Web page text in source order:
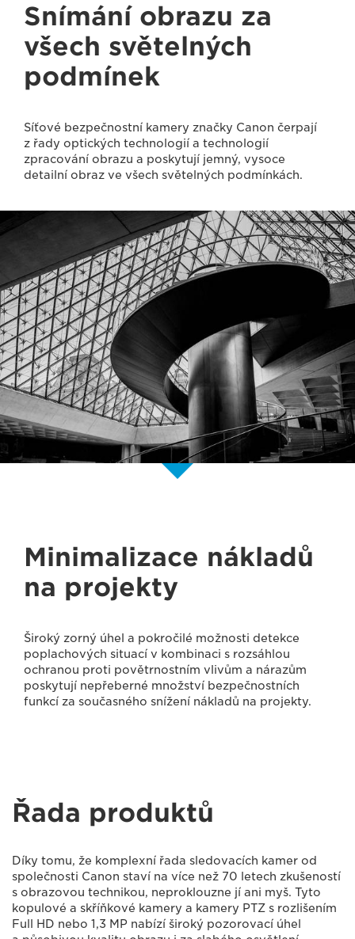
Snímání obrazu za
všech světelných
podmínek
Síťové bezpečnostní kamery značky Canon čerpají
z řady optických technologií a technologií
zpracování obrazu a poskytují jemný, vysoce
detailní obraz ve všech světelných podmínkách.
Minimalizace nákladů
na projekty
Široký zorný úhel a pokročilé možnosti detekce
poplachových situací v kombinaci s rozsáhlou
ochranou proti povětrnostním vlivům a nárazům
poskytují nepřeberné množství bezpečnostních
funkcí za současného snížení nákladů na projekty.
Řada produktů
Díky tomu, že komplexní řada sledovacích kamer od
společnosti Canon staví na více než 70 letech zkušeností
s obrazovou technikou, neproklouzne jí ani myš. Tyto
kopulové a skříňkové kamery a kamery PTZ s rozlišením
Full HD nebo 1,3 MP nabízí široký pozorovací úhel